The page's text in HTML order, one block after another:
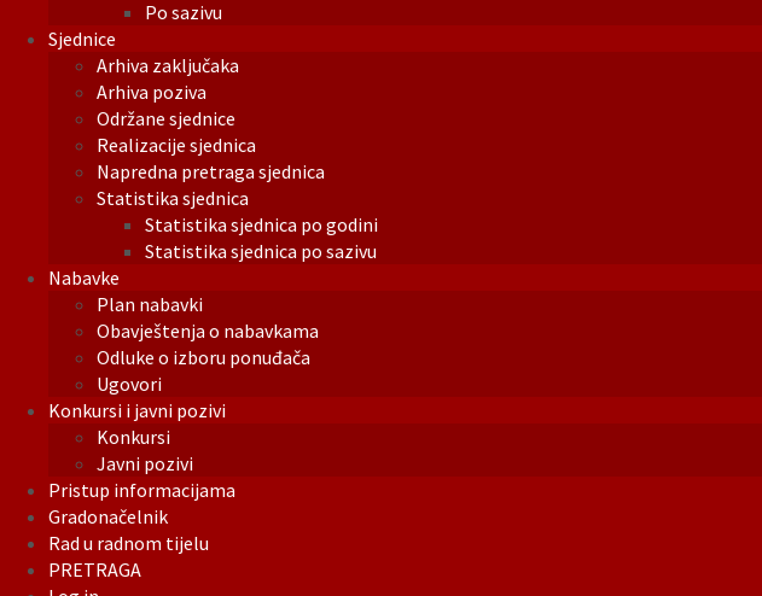
Po sazivu
Sjednice
Arhiva zaključaka
Arhiva poziva
Održane sjednice
Realizacije sjednica
Napredna pretraga sjednica
Statistika sjednica
Statistika sjednica po godini
Statistika sjednica po sazivu
Nabavke
Plan nabavki
Obavještenja o nabavkama
Odluke o izboru ponuđača
Ugovori
Konkursi i javni pozivi
Konkursi
Javni pozivi
Pristup informacijama
Gradonačelnik
Rad u radnom tijelu
PRETRAGA